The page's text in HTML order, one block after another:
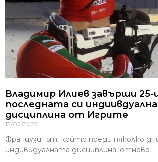
Владимир Илиев завърши 25-
последната си индиивдуална
дисциплина от Игрите
13/02/2022
Французинът, който преди няколко
индивидуалната дисциплина, отново